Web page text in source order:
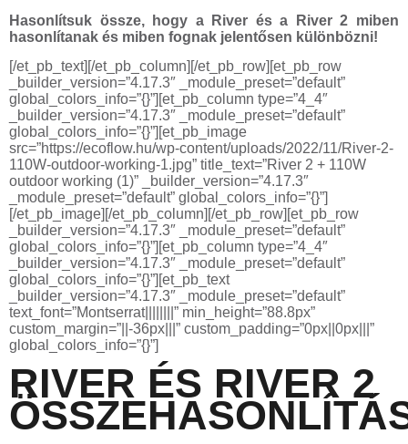
Hasonlítsuk össze, hogy a River és a River 2 miben
hasonlítanak és miben fognak jelentősen különbözni!
[/et_pb_text][/et_pb_column][/et_pb_row][et_pb_row
_builder_version=”4.17.3″ _module_preset=”default”
global_colors_info=”{}”][et_pb_column type=”4_4″
_builder_version=”4.17.3″ _module_preset=”default”
global_colors_info=”{}”][et_pb_image
src=”https://ecoflow.hu/wp-content/uploads/2022/11/River-2-
110W-outdoor-working-1.jpg” title_text=”River 2 + 110W
outdoor working (1)” _builder_version=”4.17.3″
_module_preset=”default” global_colors_info=”{}”]
[/et_pb_image][/et_pb_column][/et_pb_row][et_pb_row
_builder_version=”4.17.3″ _module_preset=”default”
global_colors_info=”{}”][et_pb_column type=”4_4″
_builder_version=”4.17.3″ _module_preset=”default”
global_colors_info=”{}”][et_pb_text
_builder_version=”4.17.3″ _module_preset=”default”
text_font=”Montserrat||||||||” min_height=”88.8px”
custom_margin=”||-36px|||” custom_padding=”0px||0px|||”
global_colors_info=”{}”]
RIVER ÉS RIVER 2